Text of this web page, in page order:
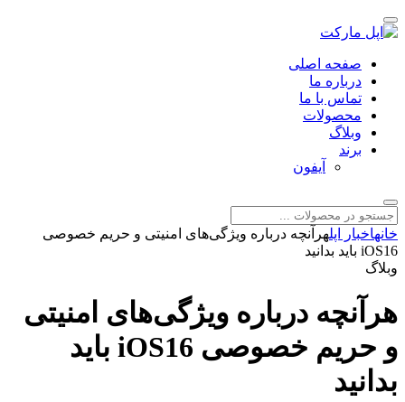
صفحه اصلی
درباره ما
تماس با ما
محصولات
وبلاگ
برند
آیفون
خانهاخبار اپلهرآنچه درباره ویژگی‌های امنیتی و حریم خصوصی
iOS16 باید بدانید
وبلاگ
هرآنچه درباره ویژگی‌های امنیتی
و حریم خصوصی iOS16 باید
بدانید